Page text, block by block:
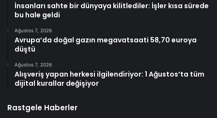
İnsanları sahte bir dünyaya kilitlediler: İşler kısa sürede
bu hale geldi
Ağustos 7, 2026
Avrupa’da doğal gazın megavatsaati 58,70 euroya
düştü
Ağustos 7, 2026
Alışveriş yapan herkesi ilgilendiriyor: 1 Ağustos’ta tüm
dijital kurallar değişiyor
Rastgele Haberler